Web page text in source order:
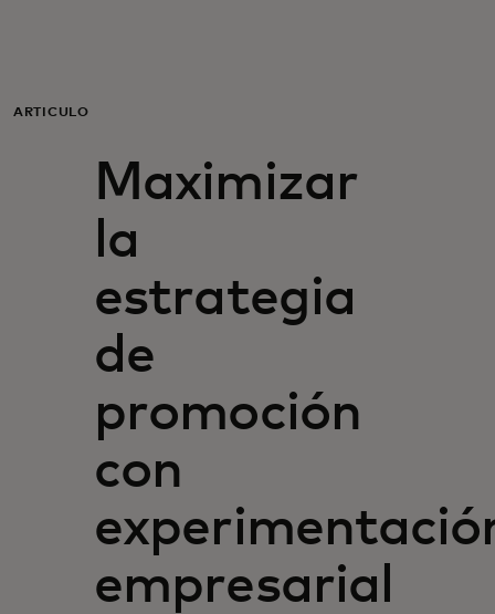
Para empresas
Para el mundo
Para innovadores
Noticias y tendencias
ARTÍCULO
Maximizar
la
estrategia
de
promoción
con
empresarial